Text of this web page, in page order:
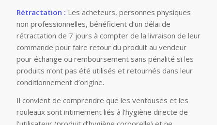
Rétractation : Les acheteurs, personnes physiques
non professionnelles, bénéficient d’un délai de
rétractation de 7 jours à compter de la livraison de leur
commande pour faire retour du produit au vendeur
pour échange ou remboursement sans pénalité si les
produits n’ont pas été utilisés et retournés dans leur
conditionnement d’origine.
Il convient de comprendre que les ventouses et les
rouleaux sont intimement liés à l’hygiène directe de